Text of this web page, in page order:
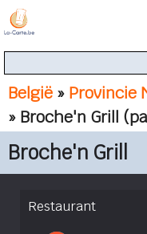
België » Provincie
» Broche'n Grill
Broche'n Grill
Restaurant